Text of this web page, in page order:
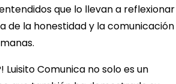
que lo llevan a reflexionar
de la honestidad y la comunicación
Luisito Comunica no solo es un